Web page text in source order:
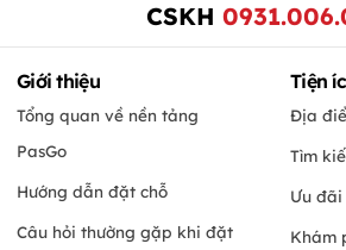
CSKH
Giới thiệu
Tổng quan về nền tảng
PasGo
Hướng dẫn đặt chỗ
Câu hỏi thường gặp khi đặt
Tiện
Địa
Tìm
Ưu
Khám